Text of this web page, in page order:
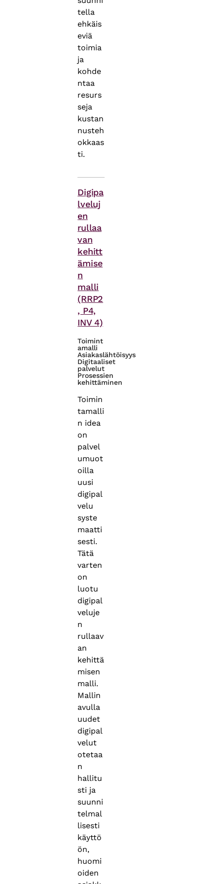
tella
ehkäis
eviä
toimia
ja
kohde
ntaa
resurs
seja
kustan
nusteh
okkaas
ti.
Digipa
lveluj
en
rullaa
van
kehitt
ämise
n
malli
(RRP2
, P4,
INV 4)
Toimint
amalli
Asiakaslähtöisyys
Digitaaliset
palvelut
Prosessien
kehittäminen
Toimin
tamalli
n idea
on
palvel
umuot
oilla
uusi
digipal
velu
syste
maatti
sesti.
Tätä
varten
on
luotu
digipal
veluje
n
rullaav
an
kehittä
misen
malli.
Mallin
avulla
uudet
digipal
velut
otetaa
n
hallitu
sti ja
suunni
telmal
lisesti
käyttö
ön,
huomi
oiden